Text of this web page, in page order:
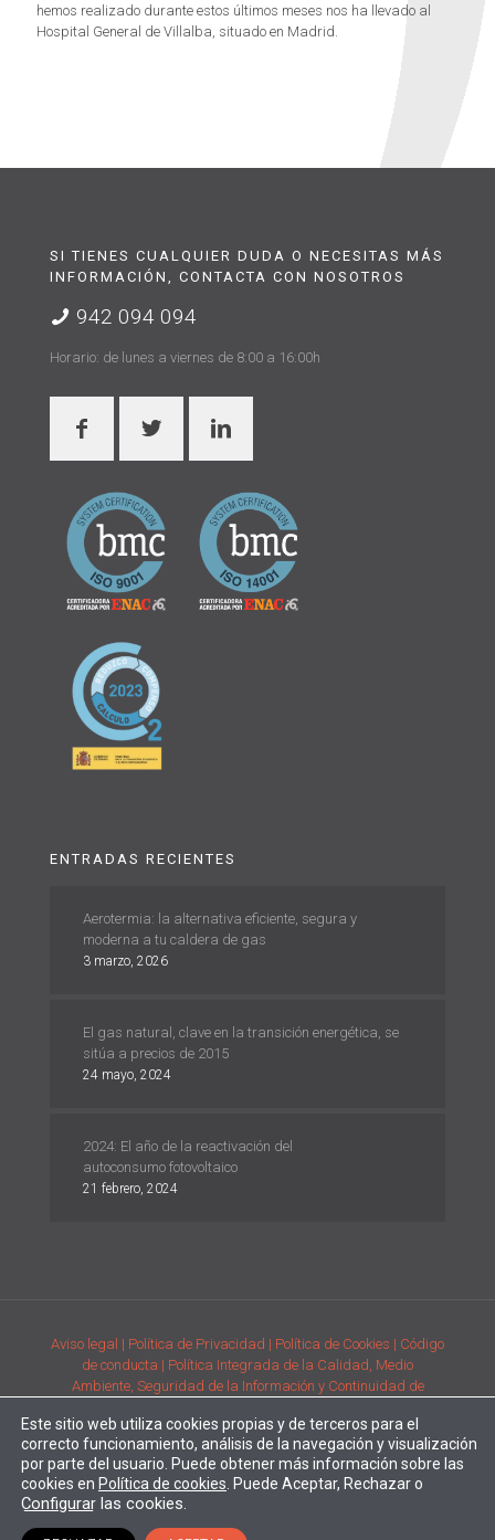
hemos realizado durante estos últimos meses nos ha llevado al
Hospital General de Villalba, situado en Madrid.
SI TIENES CUALQUIER DUDA O NECESITAS MÁS
INFORMACIÓN, CONTACTA CON NOSOTROS
942 094 094
Horario: de lunes a viernes de 8:00 a 16:00h
ENTRADAS RECIENTES
Aerotermia: la alternativa eficiente, segura y
moderna a tu caldera de gas
3 marzo, 2026
El gas natural, clave en la transición energética, se
sitúa a precios de 2015
24 mayo, 2024
2024: El año de la reactivación del
autoconsumo fotovoltaico
21 febrero, 2024
Aviso legal | Política de Privacidad | Política de Cookies | Código
de conducta | Política Integrada de la Calidad, Medio
Ambiente, Seguridad de la Información y Continuidad de
de productos| Comunicación de requisitos ambientales y de
prestación del servicio
Desarrollado porAlpe Creativa| Enertec forma parte delGrupo
Este sitio web utiliza cookies propias y de terceros para el
correcto funcionamiento, análisis de la navegación y visualización
por parte del usuario. Puede obtener más información sobre las
cookies en Política de cookies . Puede Aceptar, Rechazar o
Configurar las cookies.